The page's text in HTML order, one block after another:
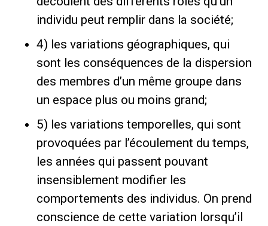
individu peut remplir dans la société;
4) les variations géographiques, qui
sont les conséquences de la dispersion
des membres d’un même groupe dans
un espace plus ou moins grand;
5) les variations temporelles, qui sont
provoquées par l’écoulement du temps,
les années qui passent pouvant
insensiblement modifier les
comportements des individus. On prend
conscience de cette variation lorsqu’il